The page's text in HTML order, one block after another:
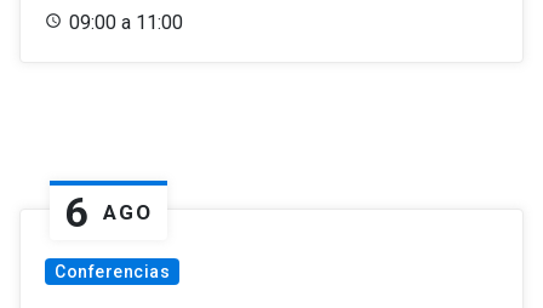
09:00 a 11:00
6 AGO
Conferencias